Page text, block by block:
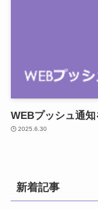
WEBプッシュ通知
2025.6.30
新着記事